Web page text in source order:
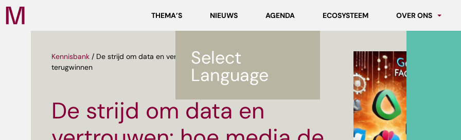
Media
Campus
THEMA’S NIEUWS AGENDA ECOSYSTEEM OVER ONS
Werken bij MCNL
Select
Language
Kennisbank / De strijd om data en vertrouwen: hoe media de macht van Big Tech
terugwinnen
De strijd om data en